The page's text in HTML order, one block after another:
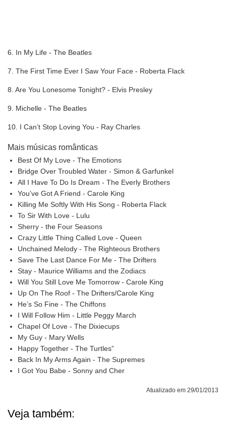
6. In My Life - The Beatles
7. The First Time Ever I Saw Your Face - Roberta Flack
8. Are You Lonesome Tonight? - Elvis Presley
9. Michelle - The Beatles
10. I Can’t Stop Loving You - Ray Charles
Mais músicas românticas
Best Of My Love - The Emotions
Bridge Over Troubled Water - Simon & Garfunkel
All I Have To Do Is Dream - The Everly Brothers
You’ve Got A Friend - Carole King
Killing Me Softly With His Song - Roberta Flack
To Sir With Love - Lulu
Sherry - the Four Seasons
Crazy Little Thing Called Love - Queen
Unchained Melody - The Righteous Brothers
Save The Last Dance For Me - The Drifters
Stay - Maurice Williams and the Zodiacs
Will You Still Love Me Tomorrow - Carole King
Up On The Roof - The Drifters/Carole King
He’s So Fine - The Chiffons
I Will Follow Him - Little Peggy March
Chapel Of Love - The Dixiecups
My Guy - Mary Wells
Happy Together - The Turtles”
Back In My Arms Again - The Supremes
I Got You Babe - Sonny and Cher
Atualizado em 29/01/2013
Veja também: